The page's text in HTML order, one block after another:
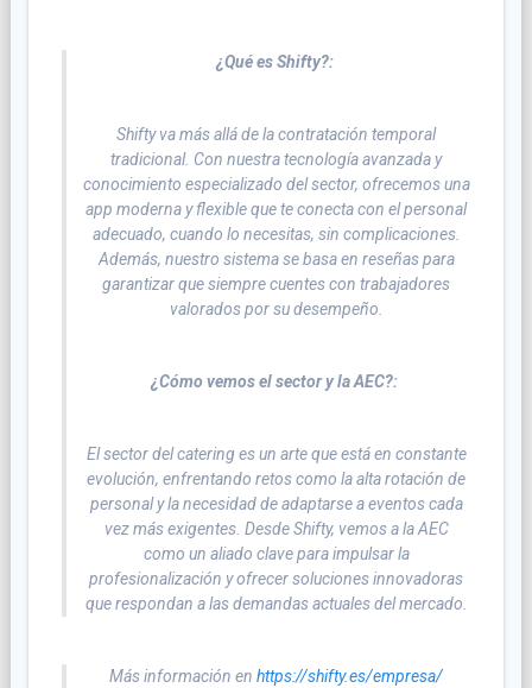
¿Qué es Shifty?:
Shifty va más allá de la contratación temporal
tradicional. Con nuestra tecnología avanzada y
conocimiento especializado del sector, ofrecemos una
app moderna y flexible que te conecta con el personal
adecuado, cuando lo necesitas, sin complicaciones.
Además, nuestro sistema se basa en reseñas para
garantizar que siempre cuentes con trabajadores
valorados por su desempeño.
¿Cómo vemos el sector y la AEC?:
El sector del catering es un arte que está en constante
evolución, enfrentando retos como la alta rotación de
personal y la necesidad de adaptarse a eventos cada
vez más exigentes. Desde Shifty, vemos a la AEC
como un aliado clave para impulsar la
profesionalización y ofrecer soluciones innovadoras
que respondan a las demandas actuales del mercado.
Más información enhttps://shifty.es/empresa/